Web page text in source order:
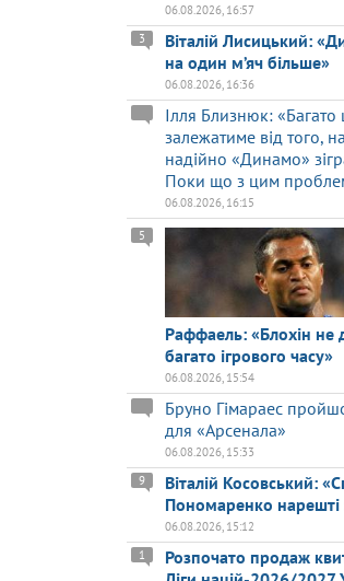
06.08.2026, 16:57
Віталій Лисицький:
на один м’яч більше»
3
06.08.2026, 16:36
Ілля Близнюк:
залежатиме від того,
надійно «Динамо»
Поки що з цим
06.08.2026, 16:15
Раффаель: «Блохін не
багато ігрового часу»
5
06.08.2026, 15:54
Бруно Гімараес
для «Арсенала»
06.08.2026, 15:33
Віталій Косовський:
Пономаренко нарешті
9
06.08.2026, 15:12
Розпочато продаж
1